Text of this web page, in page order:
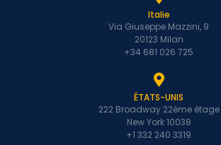
Italie
Via Giuseppe Mazzini, 9
20123 Milan
+34 681 026 725
ÉTATS-UNIS
222 Broadway 22ème étage
New York 10038
+1 332 240 3319